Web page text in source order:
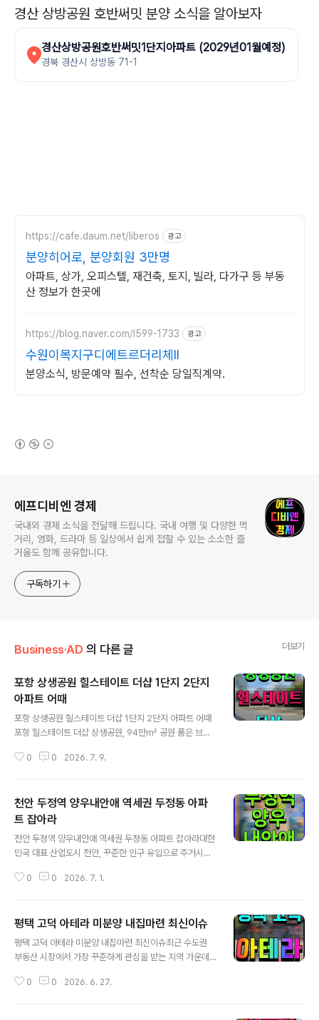
경산 상방공원 호반써밋 분양 소식을 알아보자
경산상방공원호반써밋1단지아파트 (2029년01월예정)
경북 경산시 상방동 71-1
https://cafe.daum.net/liberos 광고
분양히어로, 분양회원 3만명
아파트, 상가, 오피스텔, 재건축, 토지, 빌라, 다가구 등 부동
산 정보가 한곳에
https://blog.naver.com/l599-1733 광고
수원이목지구디에트르더리체II
분양소식, 방문예약 필수, 선착순 당일직계약.
에프디비엔 경제
국내외 경제 소식을 전달해 드립니다. 국내 여행 및 다양한 먹
거리, 영화, 드라마 등 일상에서 쉽게 접할 수 있는 소소한 즐
거움도 함께 공유합니다.
구독하기
Business·AD 의 다른 글 더보기
포항 상생공원 힐스테이트 더샵 1단지 2단지
아파트 어때
포항 상생공원 힐스테이트 더샵 1단지 2단지 아파트 어때
포항 힐스테이트 더샵 상생공원, 94만㎡ 공원 품은 브랜
다최근 부동산 시장에서는 단순히 브랜드나 분양가만으로
능성까지 함께 고려하는 수요가 크게 늘어나고 있습니다.
특히 대규모 공원과 함께 조성되는 민간공원 특례사업 아
파트는 공급 자체가 많지 않아 희소성이 높은 상품으로 평
가받고 있습니다. 이러한 가운데 경상북도 포항시 남구 대
잠동 일원에서 공급되는 포항 힐스테이트 더샵 상생공원이
실수요자와 투자자 모두의 관심을 받고 있습니다. 현대엔
0 0 2026. 7. 9.
천안 두정역 양우내안애 역세권 두정동 아파
트 잡아라
천안 두정역 양우내안애 역세권 두정동 아파트 잡아라대한
민국 대표 산업도시 천안, 꾸준한 인구 유입으로 주거시장
도시 가운데 하나입니다. 오랜 기간 제조업과 첨단산업이
기업 투자도 꾸준히 이어지고 있습니다. 삼성SDI 천안사업
장과 삼성디스플레이 아산캠퍼스, 현대모비스, 다수의 산
업단지가 천안·아산 생활권에 밀집해 있습니다. 천안 제2·
도 지역 경제를 뒷받침하고 있습니다.양질의 일자리가 늘
0 0 2026. 7. 1.
평택 고덕 아테라 미분양 내집마련 최신이슈
평택 고덕 아테라 미분양 내집마련 최신이슈최근 수도권
부동산 시장에서 가장 꾸준하게 관심을 받는 지역 가운데
전자 평택캠퍼스를 중심으로 대규모 산업과 주거, 교통 인
0 0 2026. 6. 27.